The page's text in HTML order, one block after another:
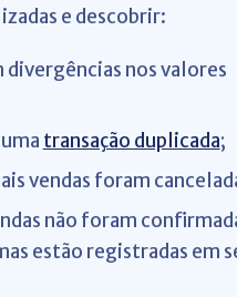
e descobrir:
divergências nos valores
transação duplicada;
vendas foram
não foram
estão registradas em